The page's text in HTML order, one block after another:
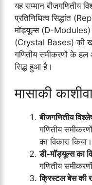
यह सम्मान बीजगणितीय
प्रतिनिधित्व सिद्धांत
मॉड्यूल्स (D-
(Crystal Bases) की
गणितीय समीकरणों के
सिद्ध हुआ है।
मासाकी
बीजगणितीय
गणितीय
का विकास किया।
डी-मॉड्यूल्स का
गणितीय
क्रिस्टल बेस की